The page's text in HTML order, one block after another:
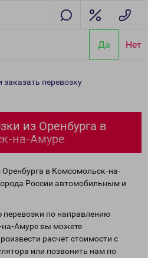
Да Нет
заказать перевозку
из Оренбурга в
на-Амуре
Оренбурга в Комсомольск-на-
России автомобильным и
по направлению
Амуре вы можете
расчет стоимости с
или позвонить нам по